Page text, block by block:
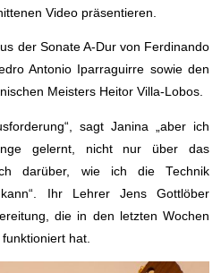
Video präsentieren.
der Sonate A-Dur von Ferdinando
Antonio Iparraguirre sowie den
Meisters Heitor Villa-Lobos.
sagt Janina „aber ich
gelernt, nicht nur über das
darüber, wie ich die Technik
Ihr Lehrer Jens Gottlöber
die in den letzten Wochen
hat.